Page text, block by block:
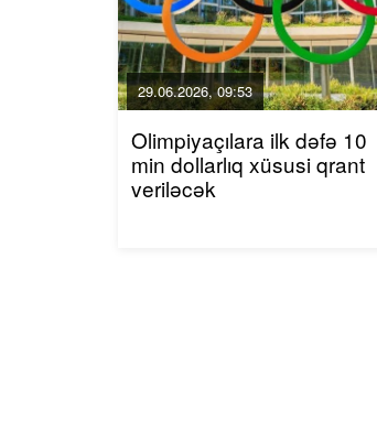
29.06.2026, 09:53
Olimpiyaçılara ilk dəfə 10
min dollarlıq xüsusi qrant
veriləcək